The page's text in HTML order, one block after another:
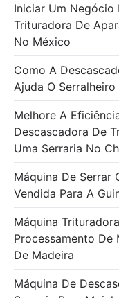
Iniciar Um Negócio
Trituradora De
No México
Como A
Ajuda O Serralheiro
Melhore A
Descascadora De
Uma Serraria No
Máquina De Serrar
Vendida Para A
Máquina
Processamento De
De Madeira
Máquina De